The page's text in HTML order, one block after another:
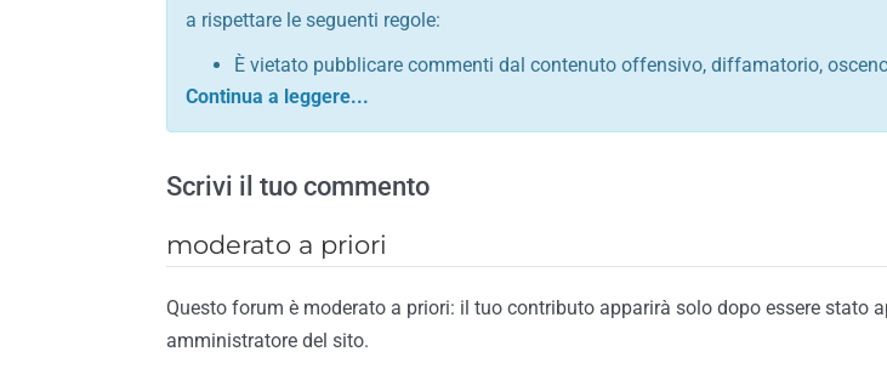
a rispettare le seguenti regole:
È vietato pubblicare commenti dal contenuto offensivo, diffamatorio,
comunque contrario alle leggi dello Stato italiano e di quelle internazionali
Sono vietati commenti in tono sacrilego, sarcastico, denigratorio e
È vietato pubblicare commenti contrari al rispetto dell'ordine pubblico
È vietato pubblicare commenti lesivi della privacy di qualsiasi cittadino
È vietato pubblicare commenti razzisti nei confronti di qualsiasi razza,
religione
È vietato pubblicare commenti contrari al rispetto del buon costume o
Scrivi il tuo commento
moderato a priori
Questo forum è moderato a priori: il tuo contributo apparirà solo dopo essere stato
amministratore del sito.